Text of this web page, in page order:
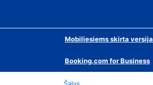
Mobiliesiems skirta versija
Booking.com for Business